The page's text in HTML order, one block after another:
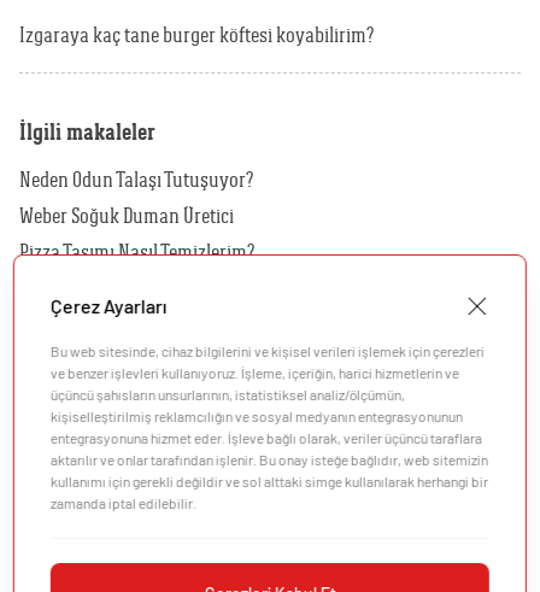
Izgaraya kaç tane burger köftesi koyabilirim?
İlgili makaleler
Neden Odun Talaşı Tutuşuyor?
Weber Soğuk Duman Üretici
Pizza Taşımı Nasıl Temizlerim?
Hangi Kılıf Benim Barbeküm İçin Uygundur?
Hangi Rotisserie'yi Kömürlü Barbeküm İçin Kullanmalıyım?
Müşteri Desteği
Çerez Ayarları
Bu web sitesinde, cihaz bilgilerini ve kişisel verileri işlemek için çerezleri
ve benzer işlevleri kullanıyoruz. İşleme, içeriğin, harici hizmetlerin ve
üçüncü şahısların unsurlarının, istatistiksel analiz/ölçümün,
kişiselleştirilmiş reklamcılığın ve sosyal medyanın entegrasyonunun
entegrasyonuna hizmet eder. İşleve bağlı olarak, veriler üçüncü taraflara
aktarılır ve onlar tarafından işlenir. Bu onay isteğe bağlıdır, web sitemizin
kullanımı için gerekli değildir ve sol alttaki simge kullanılarak herhangi bir
zamanda iptal edilebilir.